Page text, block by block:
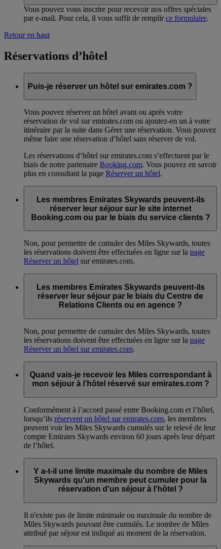
Vous pouvez vous inscrire pour recevoir nos offres spéciales
par e-mail. Pour cela, il vous suffit de remplirce formulaire.
Retour en haut
Réservations d’hôtel
Puis-je réserver un hôtel sur emirates.com ?
Vous pouvez réserver un hôtel avant ou après votre
réservation de vol sur emirates.com ou ajoutez-en un à votre
itinéraire par la suite dans Gérer une réservation. Vous pouvez
même faire une réservation d’hôtel sans réserver de vol.
Les réservations d’hôtel sur emirates.com s’effectuent par le
biais de notre partenaire Booking.com. Vous pouvez en savoir
plus en consultant la page Réserver un hôtel.
Les membres Emirates Skywards peuvent-ils
réserver leur séjour sur le site internet
Booking.com ou par le biais du service clients ?
Non, pour permettre de cumuler des Miles Skywards, toutes
les réservations doivent être effectuées en ligne sur la page
Réserver un hôtel sur emirates.com.
Les membres Emirates Skywards peuvent-ils
réserver leur séjour par le biais du Centre de
Relations Clients ou en agence ?
Non, pour permettre de cumuler des Miles Skywards, toutes
les réservations doivent être effectuées en ligne sur la page
Réserver un hôtel sur emirates.com.
Quand vais-je recevoir les Miles correspondant à
mon séjour à l’hôtel réservé sur emirates.com ?
Conformément à l’accord passé entre Booking.com et l’hôtel,
lorsqu’ils réservent un hôtel sur emirates.com, les membres
peuvent voir les Miles Skywards cumulés sur le relevé de leur
compte Emirates Skywards environ 60 jours après leur départ
de l’hôtel.
Y a-t-il une limite maximale du nombre de Miles
Skywards qu'un membre peut cumuler pour la
réservation d'un séjour à l'hôtel ?
Il n'existe pas de limite minimale ou maximale du nombre de
Miles Skywards pouvant être cumulés. Le nombre de Miles
attribué par séjour est indiqué au moment de la réservation.